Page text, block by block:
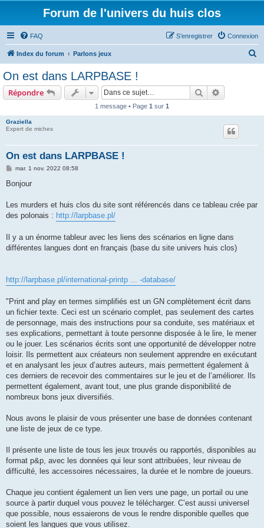
Forum de l'univers du huis clos
FAQ Connexion
S’enregistrer
Index du forum Parlons jeux
On est dans LARPBASE !
Répondre Rechercher
1 message • Page 1 sur 1
Graziella
Expert de miches
On est dans LARPBASE !
M
s
g
mar. 1 nov. 2022 08:58
Bonjour
Les murders et huis clos du site sont référencés dans ce tableau crée par
des polonais : http://larpbase.pl/
Il y a un énorme tableur avec les liens des scénarios en ligne dans
différentes langues dont en français (base du site univers huis clos)
http://larpbase.pl/international-printp ... -database/
"Print and play en termes simplifiés est un GN complètement écrit dans
un fichier texte. Ceci est un scénario complet, pas seulement des cartes
de personnage, mais des instructions pour sa conduite, ses matériaux et
ses explications, permettant à toute personne disposée à le lire, le mener
ou le jouer. Les scénarios écrits sont une opportunité de développer notre
loisir. Ils permettent aux créateurs non seulement apprendre en exécutant
et en analysant les jeux d’autres auteurs, mais permettent également à
ces derniers de recevoir des commentaires sur le jeu et de l’améliorer. Ils
permettent également, avant tout, une plus grande disponibilité de
nombreux bons jeux diversifiés.
Nous avons le plaisir de vous présenter une base de données contenant
une liste de jeux de ce type.
Il présente une liste de tous les jeux trouvés ou rapportés, disponibles au
format p&p, avec les données qui leur sont attribuées, leur niveau de
difficulté, les accessoires nécessaires, la durée et le nombre de joueurs.
Chaque jeu contient également un lien vers une page, un portail ou une
source à partir duquel vous pouvez le télécharger. C’est aussi universel
que possible, nous essaierons de vous le rendre disponible quelles que
soient les langues que vous utilisez.